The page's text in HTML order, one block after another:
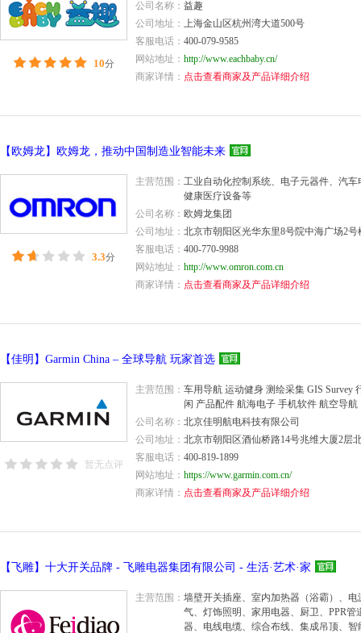
10分
公司名称：益趣
公司地址：上海金山区杭州湾大道500号
客服电话：400-079-9585
网站地址：http://www.eachbaby.cn/
商家详情： 点击查看商家及产品详细介绍
【欧姆龙】欧姆龙，推动中国制造业智能未来
3.3分
主营范围：工业自动化控制系统、电子元器件、汽
健康医疗设备等
公司名称： 欧姆龙集团
公司地址：北京市朝阳区光华东里8号院中海广场2号
客服电话：400-770-9988
网站地址：http://www.omron.com.cn
商家详情： 点击查看商家及产品详细介绍
【佳明】Garmin China – 全球导航 玩家首选
暂无点评
主营范围：车用导航 运动健身 测绘采集 GIS Survey
闲 产品配件 航海电子 手机软件 航空导航
公司名称：北京佳明航电科技有限公司
公司地址：北京市朝阳区酒仙桥路14号兆维大厦2层
客服电话：400-819-1899
网站地址：https://www.garmin.com.cn/
商家详情： 点击查看商家及产品详细介绍
【飞雕】十大开关品牌 - 飞雕电器集团有限公司 - 生活·艺术·家
主营范围：墙壁开关插座、室内加热器（浴霸）、
气、灯饰照明、家用电器、厨卫、PPR管
器、电线电缆、综合布线、集成吊顶、